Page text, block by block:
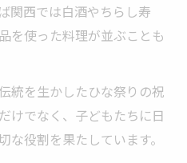
関西では白酒やちらし寿
を使った料理が並ぶことも
統を生かしたひな祭りの祝
けでなく、子どもたちに日
役割を果たしています。